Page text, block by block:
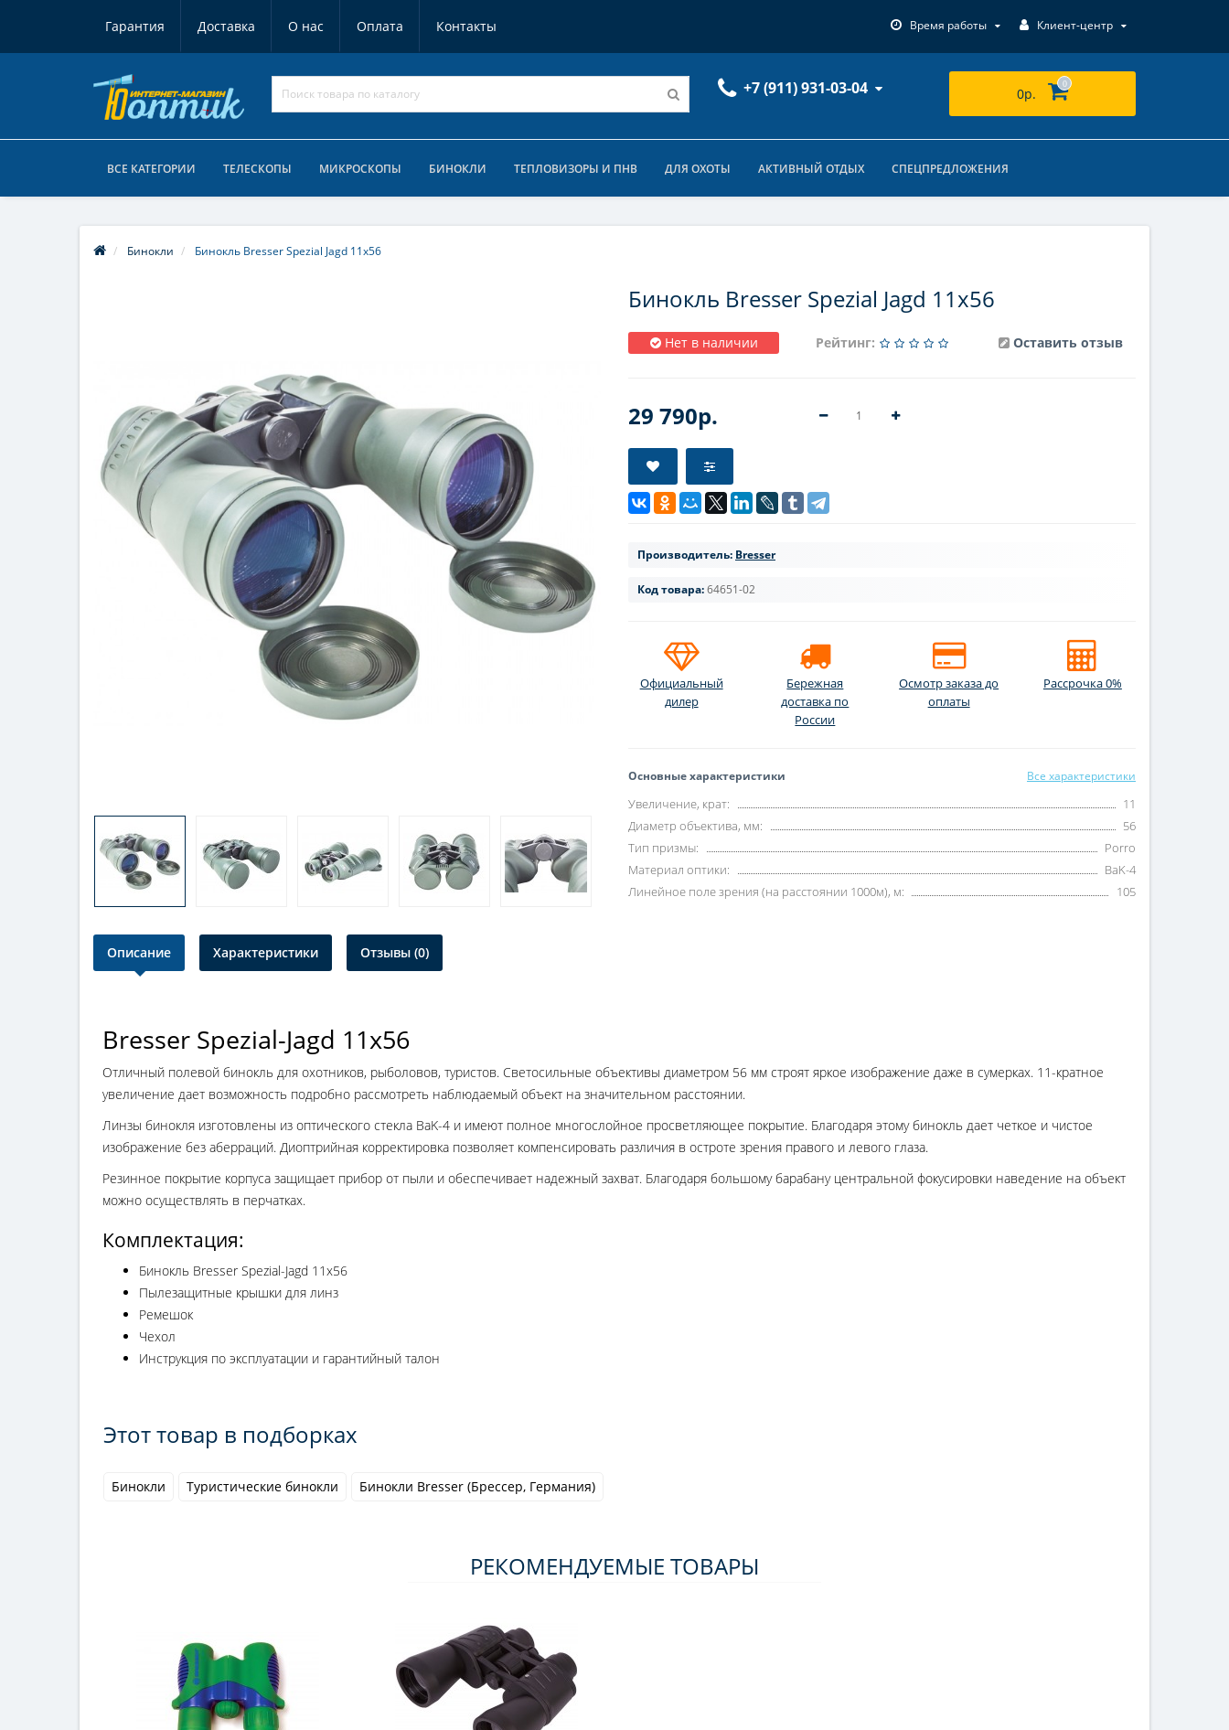
Гарантия Доставка О нас Оплата Контакты Время работы Клиент-центр
+7 (911) 931-03-04 0р.
0
ВСЕ КАТЕГОРИИ ТЕЛЕСКОПЫ МИКРОСКОПЫ БИНОКЛИ ТЕПЛОВИЗОРЫ И ПНВ ДЛЯ ОХОТЫ АКТИВНЫЙ ОТДЫХ СПЕЦПРЕДЛОЖЕНИЯ
Бинокли Бинокль Bresser Spezial Jagd 11x56
Бинокль Bresser Spezial Jagd 11x56
Нет в наличии Рейтинг: Оставить отзыв
29 790р.
Производитель: Bresser
Код товара:64651-02
Официальный
дилер
Бережная
доставка по
России
Осмотр заказа до
оплаты
Рассрочка 0%
Основные характеристики Все характеристики
Увеличение, крат:
11
Диаметр объектива, мм:
56
Тип призмы:
Porro
Материал оптики:
BaK-4
Линейное поле зрения (на расстоянии 1000м), м:
105
Описание Характеристики Отзывы (0)
Bresser Spezial-Jagd 11x56
Отличный полевой бинокль для охотников, рыболовов, туристов. Светосильные объективы диаметром 56 мм строят яркое изображение даже в сумерках. 11-кратное
увеличение дает возможность подробно рассмотреть наблюдаемый объект на значительном расстоянии.
Линзы бинокля изготовлены из оптического стекла BaK-4 и имеют полное многослойное просветляющее покрытие. Благодаря этому бинокль дает четкое и чистое
изображение без аберраций. Диоптрийная корректировка позволяет компенсировать различия в остроте зрения правого и левого глаза.
Резинное покрытие корпуса защищает прибор от пыли и обеспечивает надежный захват. Благодаря большому барабану центральной фокусировки наведение на объект
можно осуществлять в перчатках.
Комплектация:
Бинокль Bresser Spezial-Jagd 11x56
Пылезащитные крышки для линз
Ремешок
Чехол
Инструкция по эксплуатации и гарантийный талон
Этот товар в подборках
Бинокли Туристические бинокли Бинокли Bresser (Брессер, Германия)
РЕКОМЕНДУЕМЫЕ ТОВАРЫ